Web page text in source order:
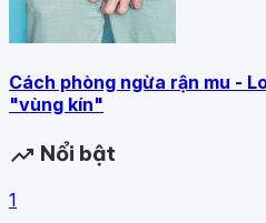
Cách phòng ngừa rận mu -
"vùng kín"
trending_up Nổi bật
1